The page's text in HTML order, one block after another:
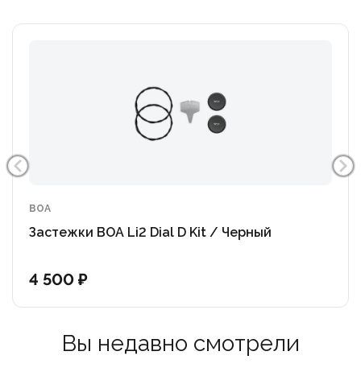
BOA
Застежки BOA Li2 Dial D Kit / Черный
4 500 ₽
Вы недавно смотрели